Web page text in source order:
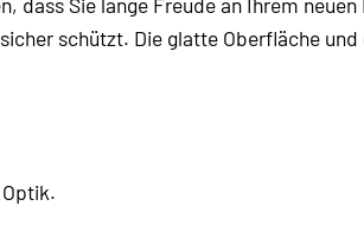
schützt. Die glatte Oberfläche